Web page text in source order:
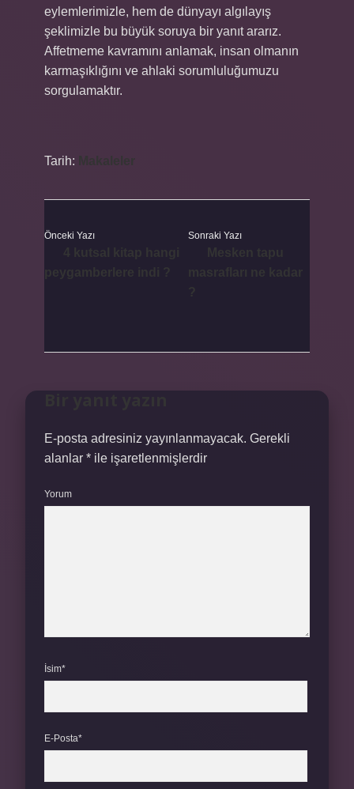
eylemlerimizle, hem de dünyayı algılayış
şeklimizle bu büyük soruya bir yanıt ararız.
Affetmeme kavramını anlamak, insan olmanın
karmaşıklığını ve ahlaki sorumluluğumuzu
sorgulamaktır.
Tarih:
Önceki Yazı Sonraki Yazı
E-posta adresiniz yayınlanmayacak. Gerekli
alanlar * ile işaretlenmişlerdir
Yorum
İsim*
E-Posta*